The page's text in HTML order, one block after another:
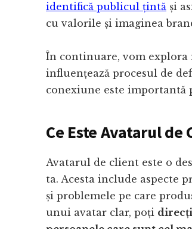
identifică publicul țintă și
cu valorile și imaginea
În continuare, vom explora
influențează procesul de
conexiune este importantă
Ce Este Avatarul de
Avatarul de client este o
ta. Acesta include aspecte
și problemele pe care
unui avatar clar, poți